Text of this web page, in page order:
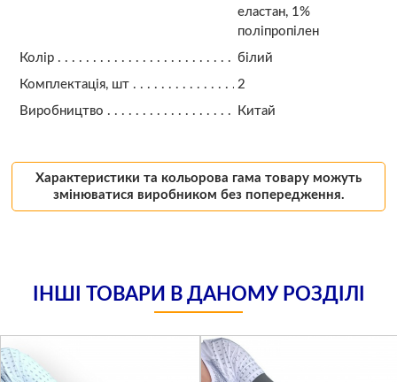
еластан, 1%
поліпропілен
Колір
білий
Комплектація, шт
2
Виробництво
Китай
Характеристики та кольорова гама товару можуть
змінюватися виробником без попередження.
ІНШІ ТОВАРИ В ДАНОМУ РОЗДІЛІ